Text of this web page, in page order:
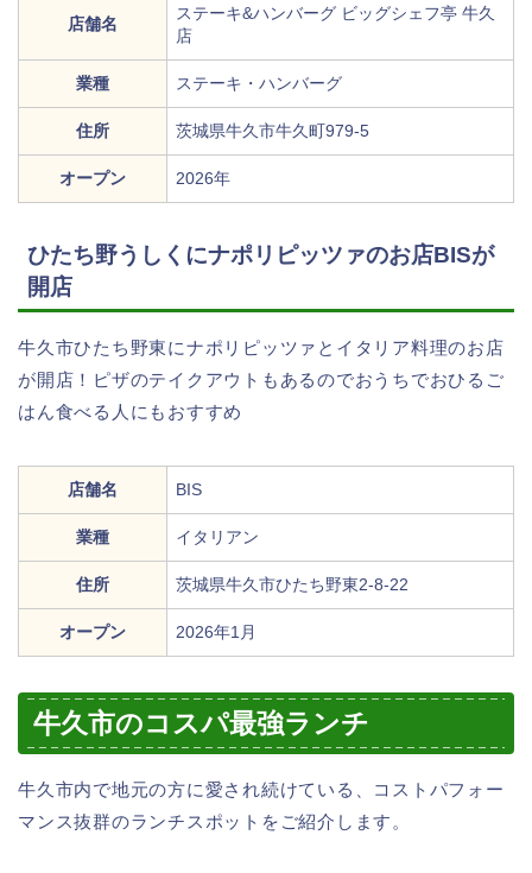
店舗名
ステーキ&ハンバーグ ビッグシェフ亭 牛久
店
業種 ステーキ・ハンバーグ
住所 茨城県牛久市牛久町979-5
オープン 2026年
ひたち野うしくにナポリピッツァのお店BISが
開店
牛久市ひたち野東にナポリピッツァとイタリア料理のお店
が開店！ピザのテイクアウトもあるのでおうちでおひるご
はん食べる人にもおすすめ
店舗名 BIS
業種 イタリアン
住所 茨城県牛久市ひたち野東2-8-22
オープン 2026年1月
牛久市のコスパ最強ランチ
牛久市内で地元の方に愛され続けている、コストパフォー
マンス抜群のランチスポットをご紹介します。